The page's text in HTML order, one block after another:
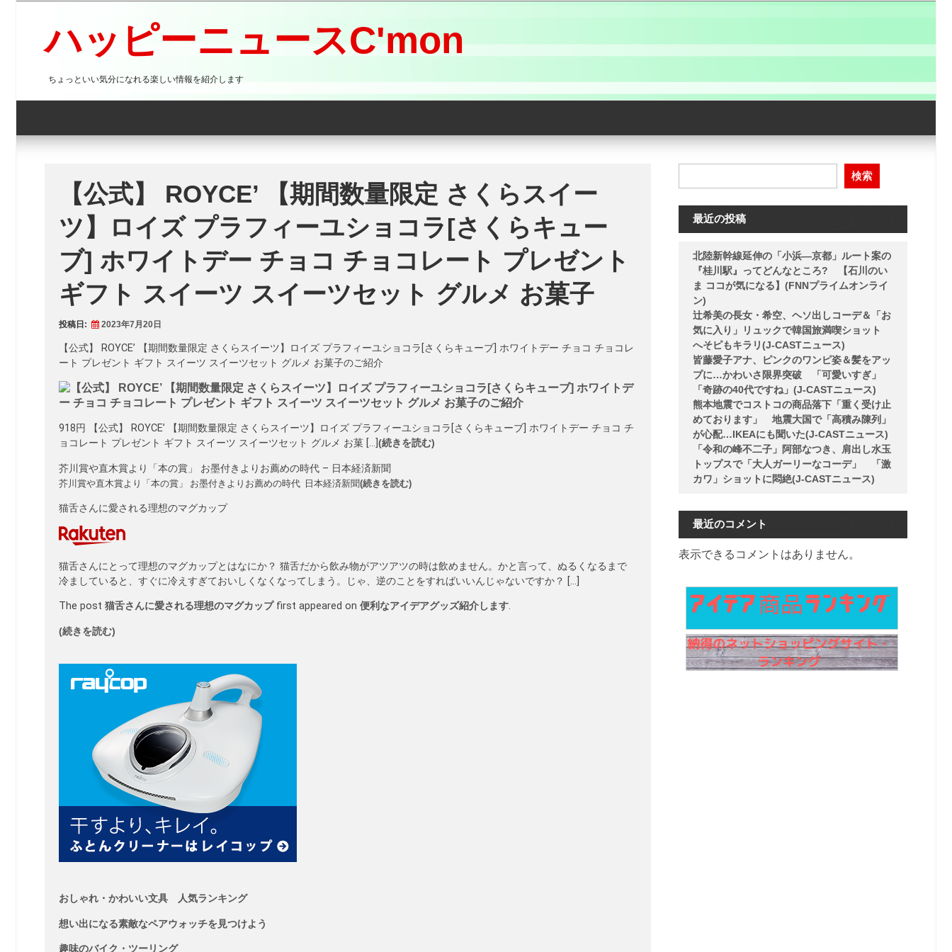
プ
ハッピーニュースC'mon
ちょっといい気分になれる楽しい情報を紹介します
【公式】 ROYCE’ 【期間数量限定 さくらスイー
ツ】ロイズ プラフィーユショコラ[さくらキュー
ブ] ホワイトデー チョコ チョコレート プレゼント
ギフト スイーツ スイーツセット グルメ お菓子
投稿日: 2023年7月20日
【公式】 ROYCE’ 【期間数量限定 さくらスイーツ】ロイズ プラフィーユショコラ[さくらキューブ] ホワイトデー チョコ チョコレ
ート プレゼント ギフト スイーツ スイーツセット グルメ お菓子のご紹介
918円 【公式】 ROYCE’ 【期間数量限定 さくらスイーツ】ロイズ プラフィーユショコラ[さくらキューブ] ホワイトデー チョコ チ
ョコレート プレゼント ギフト スイーツ スイーツセット グルメ お菓 […] (続きを読む)
芥川賞や直木賞より「本の賞」 お墨付きよりお薦めの時代 – 日本経済新聞
芥川賞や直木賞より「本の賞」 お墨付きよりお薦めの時代 日本経済新聞(続きを読む)
猫舌さんに愛される理想のマグカップ
猫舌さんにとって理想のマグカップとはなにか？ 猫舌だから飲み物がアツアツの時は飲めません。かと言って、ぬるくなるまで
冷ましていると、すぐに冷えすぎておいしくなくなってしまう。じゃ、逆のことをすればいいんじゃないですか？ […]
The post 猫舌さんに愛される理想のマグカップfirst appeared on 便利なアイデアグッズ紹介します.
(続きを読む)
おしゃれ・かわいい文具 人気ランキング
想い出になる素敵なペアウォッチを見つけよう
趣味のバイク・ツーリング
検索
最近の投稿
北陸新幹線延伸の「小浜―京都」ルート案の
『桂川駅』ってどんなところ? 【石川のい
ま ココが気になる】(FNNプライムオンライ
ン)
辻希美の長女・希空、ヘソ出しコーデ＆「お
気に入り」リュックで韓国旅満喫ショット
へそピもキラリ(J-CASTニュース)
皆藤愛子アナ、ピンクのワンピ姿＆髪をアッ
プに…かわいさ限界突破 「可愛いすぎ」
「奇跡の40代ですね」(J-CASTニュース)
熊本地震でコストコの商品落下「重く受け止
めております」 地震大国で「高積み陳列」
が心配…IKEAにも聞いた(J-CASTニュース)
「令和の峰不二子」阿部なつき、肩出し水玉
トップスで「大人ガーリーなコーデ」 「激
カワ」ショットに悶絶(J-CASTニュース)
最近のコメント
表示できるコメントはありません。